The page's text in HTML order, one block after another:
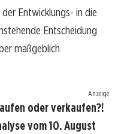
Entwicklungs- in die
Entscheidung
maßgeblich
Anzeige
oder verkaufen?!
vom 10. August